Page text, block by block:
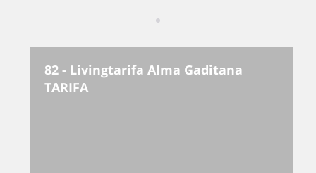
82 - Livingtarifa Alma Gaditana
TARIFA